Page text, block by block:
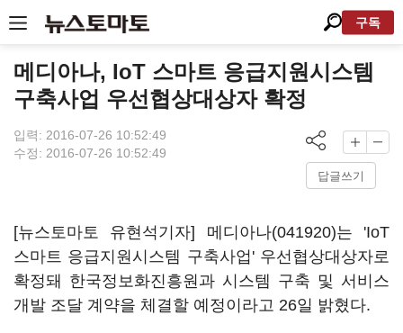
구독
메디아나, IoT 스마트 응급지원시스템
구축사업 우선협상대상자 확정
입력: 2016-07-26 10:52:49
수정: 2016-07-26 10:52:49
답글쓰기
[뉴스토마토 유현석기자] 메디아나(041920)는 'IoT
스마트 응급지원시스템 구축사업' 우선협상대상자로
확정돼 한국정보화진흥원과 시스템 구축 및 서비스
개발 조달 계약을 체결할 예정이라고 26일 밝혔다.